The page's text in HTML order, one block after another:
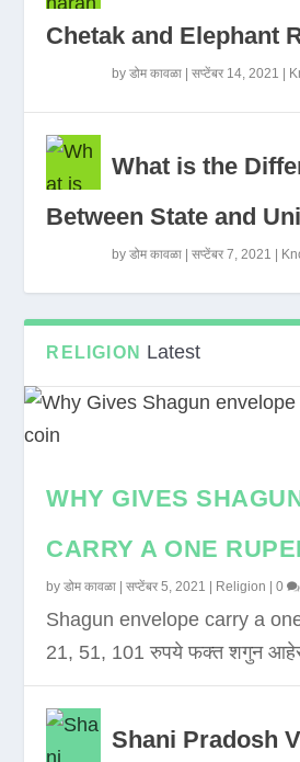
Chetak and Elephant
byडोम कावळा |सप्टेंबर 14, 2021
What is the
Between State and
byडोम कावळा |सप्टेंबर 7, 2021
RELIGION Latest
WHY GIVES
CARRY A ONE
byडोम कावळा |सप्टेंबर 5, 2021 Religion |0
Shagun envelope carry a
21, 51, 101 रुपये फक्त शगुन आहेर
Shani Pradosh